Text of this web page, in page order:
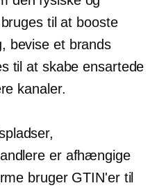
til at booste
bevise et brands
til at skabe ensartede
kanaler.
er afhængige
bruger GTIN'er til